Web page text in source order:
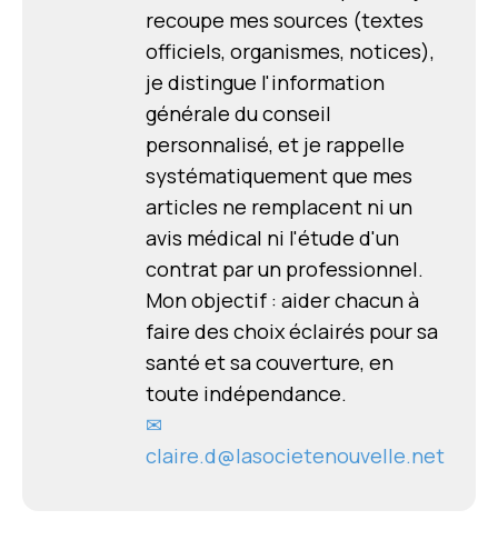
recoupe mes sources (textes
officiels, organismes, notices),
je distingue l'information
générale du conseil
personnalisé, et je rappelle
systématiquement que mes
articles ne remplacent ni un
avis médical ni l'étude d'un
contrat par un professionnel.
Mon objectif : aider chacun à
faire des choix éclairés pour sa
santé et sa couverture, en
toute indépendance.
✉
claire.d@lasocietenouvelle.net